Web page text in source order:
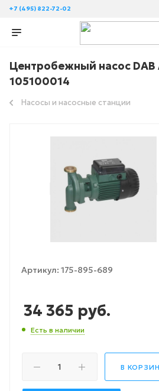
+7 (495) 822-72-02
Центробежный насос DAB
105100014
Насосы и насосные станции
Артикул: 175-895-689
34 365 руб.
Есть в наличии
В